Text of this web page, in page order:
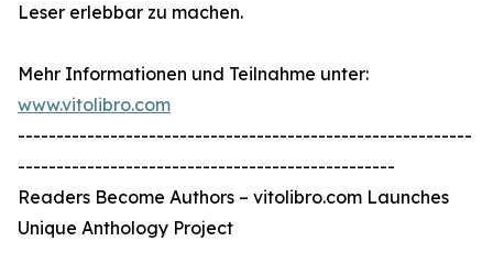
Leser erlebbar zu machen.
Mehr Informationen und Teilnahme unter:
www.vitolibro.com
-----------------------------------------------------------
-------------------------------------------------
Readers Become Authors – vitolibro.com Launches
Unique Anthology Project